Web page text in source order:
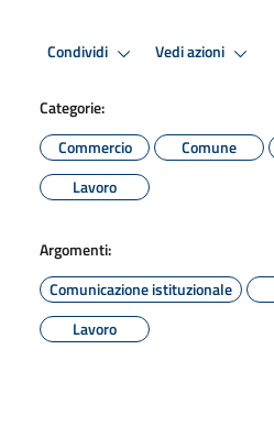
Condividi Vedi azioni
Categorie:
Commercio
Comune
Lavoro
Argomenti:
Comunicazione istituzionale
Lavoro